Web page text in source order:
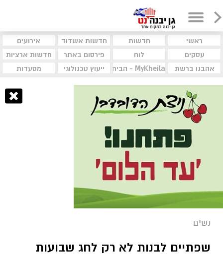
ראשי חדשות חדשות אשדוד
אירועים
עסקים
לוח פירסום באתר
חדשות ארציות
אהבנו ברשת
MyKheila - הבית לעסקים וקהילות ייעוץ טכנולוגי מסעדות
נשים
שפתיים לבנות לא רק לחג שבועות